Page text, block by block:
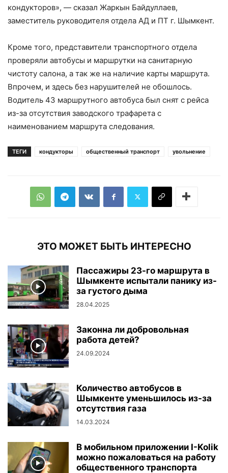
кондукторов», — сказал Жаркын Байдуллаев,
заместитель руководителя отдела АД и ПТ г. Шымкент.
Кроме того, представители транспортного отдела
проверяли автобусы и маршрутки на санитарную
чистоту салона, а так же на наличие карты маршрута.
Впрочем, и здесь без нарушителей не обошлось.
Водитель 43 маршрутного автобуса был снят с рейса
из-за отсутствия заводского трафарета с
наименованием маршрута следования.
ТЕГИ кондукторы общественный транспорт увольнение
ЭТО МОЖЕТ БЫТЬ ИНТЕРЕСНО
Пассажиры 23-го маршрута в
Шымкенте испытали панику из-
за густого дыма
28.04.2025
Законна ли добровольная
работа детей?
24.09.2024
Количество автобусов в
Шымкенте уменьшилось из-за
отсутствия газа
14.03.2024
В мобильном приложении I-Kolik
можно пожаловаться на работу
общественного транспорта